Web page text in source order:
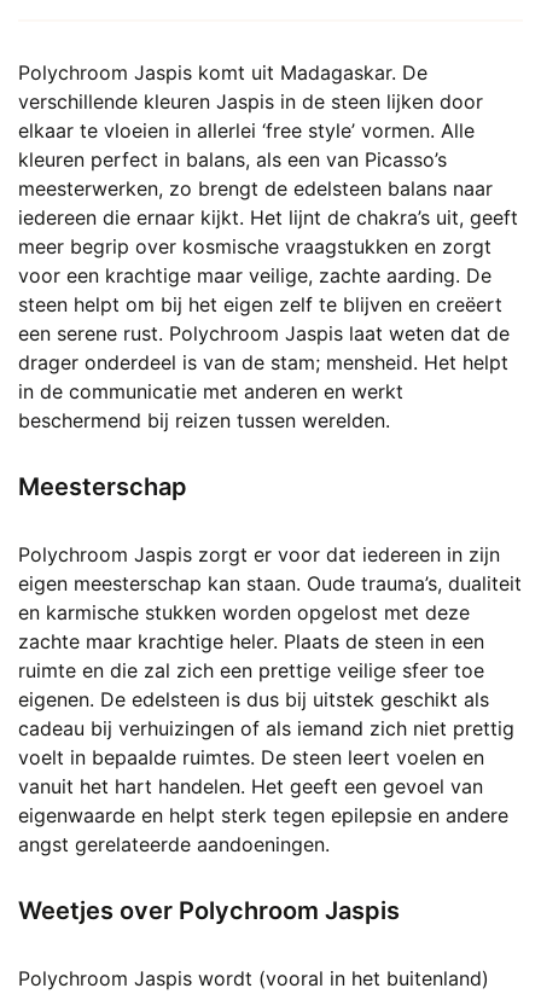
Polychroom Jaspis komt uit Madagaskar. De
verschillende kleuren Jaspis in de steen lijken door
elkaar te vloeien in allerlei ‘free style’ vormen. Alle
kleuren perfect in balans, als een van Picasso’s
meesterwerken, zo brengt de edelsteen balans naar
iedereen die ernaar kijkt. Het lijnt de chakra’s uit, geeft
meer begrip over kosmische vraagstukken en zorgt
voor een krachtige maar veilige, zachte aarding. De
steen helpt om bij het eigen zelf te blijven en creëert
een serene rust. Polychroom Jaspis laat weten dat de
drager onderdeel is van de stam; mensheid. Het helpt
in de communicatie met anderen en werkt
beschermend bij reizen tussen werelden.
Meesterschap
Polychroom Jaspis zorgt er voor dat iedereen in zijn
eigen meesterschap kan staan. Oude trauma’s, dualiteit
en karmische stukken worden opgelost met deze
zachte maar krachtige heler. Plaats de steen in een
ruimte en die zal zich een prettige veilige sfeer toe
eigenen. De edelsteen is dus bij uitstek geschikt als
cadeau bij verhuizingen of als iemand zich niet prettig
voelt in bepaalde ruimtes. De steen leert voelen en
vanuit het hart handelen. Het geeft een gevoel van
eigenwaarde en helpt sterk tegen epilepsie en andere
angst gerelateerde aandoeningen.
Weetjes over Polychroom Jaspis
Polychroom Jaspis wordt (vooral in het buitenland)